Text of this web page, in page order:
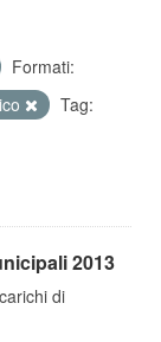
Formati:
Tag:
2013
di